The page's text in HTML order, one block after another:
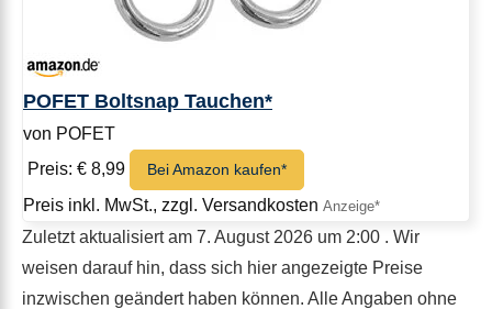
POFET Boltsnap Tauchen*
von POFET
Preis: € 8,99
Bei Amazon kaufen*
Preis inkl. MwSt., zzgl. Versandkosten
Zuletzt aktualisiert am 7. August 2026 um 2:00 . Wir
weisen darauf hin, dass sich hier angezeigte Preise
inzwischen geändert haben können. Alle Angaben ohne